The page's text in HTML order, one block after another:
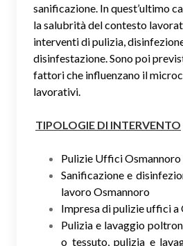
sanificazione. In quest’ultimo
la salubrità del contesto
interventi di pulizia,
disinfestazione. Sono poi
fattori che influenzano il
lavorativi.
TIPOLOGIE DI INTERVENTO
Pulizie Uffici Osmannoro
Sanificazione e
lavoro Osmannoro
Impresa di pulizie uffici a
Pulizia e lavaggio
o tessuto, pulizia e